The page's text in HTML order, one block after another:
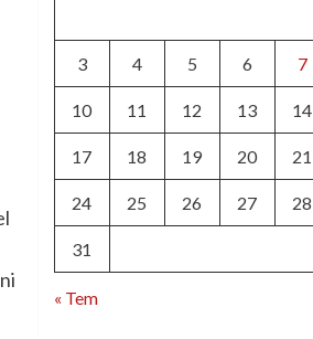
3 4 5 6 7
10 11 12 13 14
17 18 19 20 21
24 25 26 27 28
31
« Tem